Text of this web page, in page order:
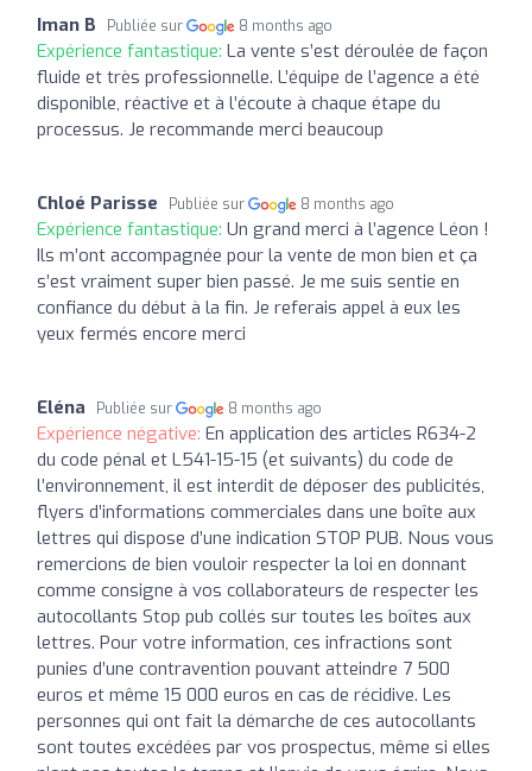
Iman B Publiée sur 8 months ago
Expérience fantastique: La vente s’est déroulée de façon
fluide et très professionnelle. L’équipe de l’agence a été
disponible, réactive et à l’écoute à chaque étape du
processus. Je recommande merci beaucoup
Chloé Parisse Publiée sur 8 months ago
Expérience fantastique: Un grand merci à l’agence Léon !
Ils m’ont accompagnée pour la vente de mon bien et ça
s’est vraiment super bien passé. Je me suis sentie en
confiance du début à la fin. Je referais appel à eux les
yeux fermés encore merci
Eléna Publiée sur 8 months ago
Expérience négative: En application des articles R634-2
du code pénal et L541-15-15 (et suivants) du code de
l’environnement, il est interdit de déposer des publicités,
flyers d’informations commerciales dans une boîte aux
lettres qui dispose d’une indication STOP PUB. Nous vous
remercions de bien vouloir respecter la loi en donnant
comme consigne à vos collaborateurs de respecter les
autocollants Stop pub collés sur toutes les boîtes aux
lettres. Pour votre information, ces infractions sont
punies d’une contravention pouvant atteindre 7 500
euros et même 15 000 euros en cas de récidive. Les
personnes qui ont fait la démarche de ces autocollants
sont toutes excédées par vos prospectus, même si elles